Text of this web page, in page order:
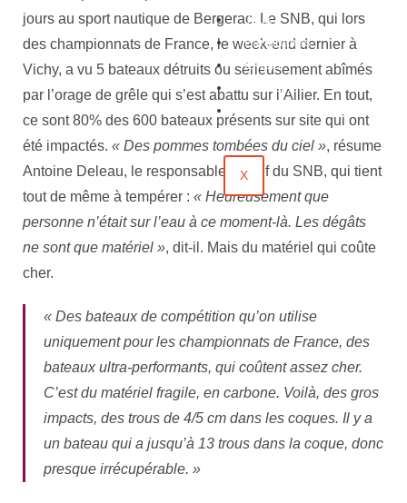
Jeux
Partenaires
Emploi
Évènements
X
jours au sport nautique de Bergerac. Le SNB, qui lors
des championnats de France, le week-end dernier à
Vichy, a vu 5 bateaux détruits ou sérieusement abîmés
par l’orage de grêle qui s’est abattu sur l’Allier. En tout,
ce sont 80% des 600 bateaux présents sur site qui ont
été impactés. « Des pommes tombées du ciel », résume
Antoine Deleau, le responsable sportif du SNB, qui tient
tout de même à tempérer : « Heureusement que
personne n’était sur l’eau à ce moment-là. Les dégâts
ne sont que matériel », dit-il. Mais du matériel qui coûte
cher.
« Des bateaux de compétition qu’on utilise
uniquement pour les championnats de France, des
bateaux ultra-performants, qui coûtent assez cher.
C’est du matériel fragile, en carbone. Voilà, des gros
impacts, des trous de 4/5 cm dans les coques. Il y a
un bateau qui a jusqu’à 13 trous dans la coque, donc
presque irrécupérable. »